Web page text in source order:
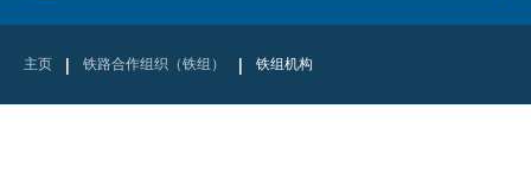
主页 | 铁路合作组织（铁组） | 铁组机构